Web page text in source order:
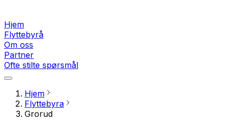
Hjem
Flyttebyrå
Om oss
Partner
Ofte stilte spørsmål
Hjem
Flyttebyra
Grorud